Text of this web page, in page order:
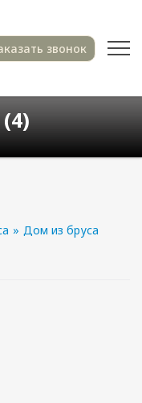
звонок
» Дом из бруса